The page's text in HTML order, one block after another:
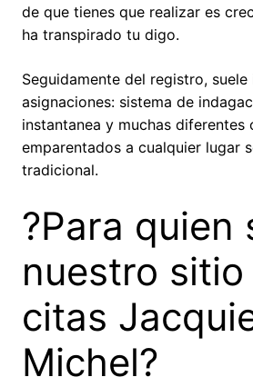
de que tienes que realizar es
ha transpirado tu digo.
Seguidamente del registro, suele
asignaciones: sistema de
instantanea y muchas diferentes
emparentados a cualquier lugar
tradicional.
?Para quien
nuestro
citas
Michel?